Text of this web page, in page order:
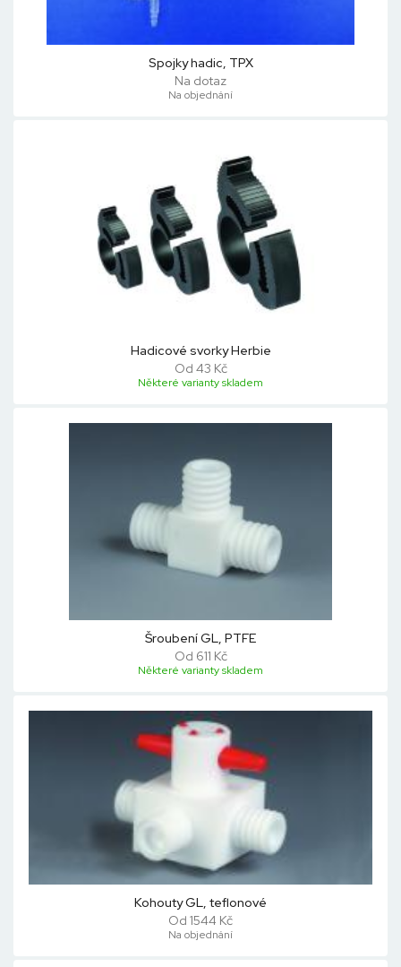
Spojky hadic, TPX
Na dotaz
Na objednání
Hadicové svorky Herbie
Od 43 Kč
Některé varianty skladem
Šroubení GL, PTFE
Od 611 Kč
Některé varianty skladem
Kohouty GL, teflonové
Od 1544 Kč
Na objednání